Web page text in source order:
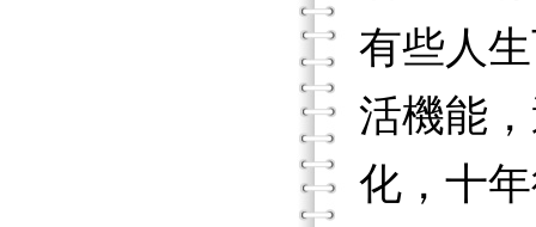
有些人
活機能
化，十